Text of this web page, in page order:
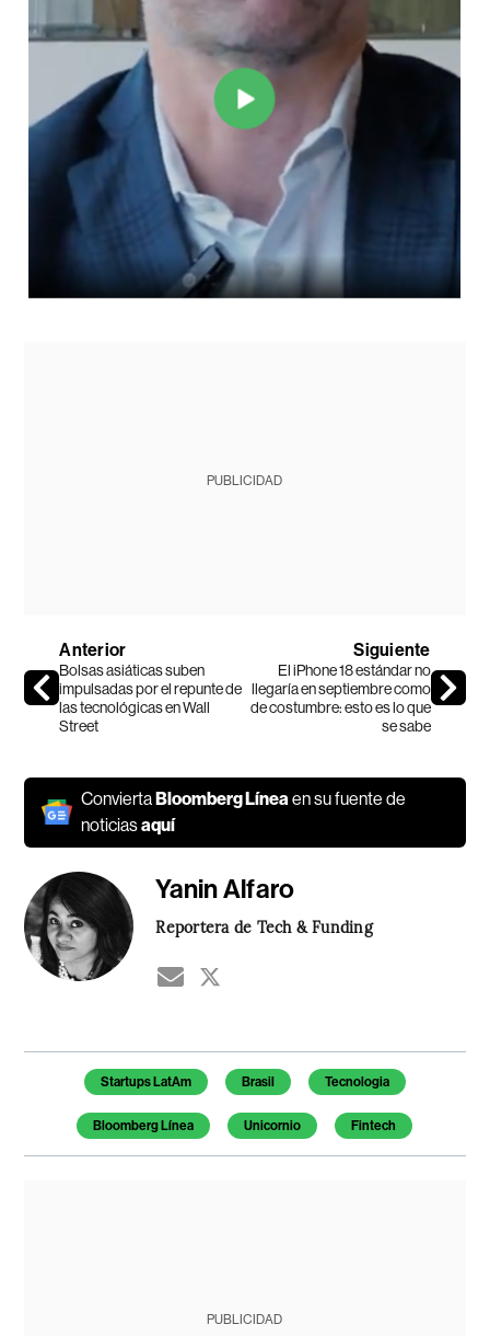
PUBLICIDAD
Anterior
Bolsas asiáticas suben
impulsadas por el repunte de
las tecnológicas en Wall
Street
Siguiente
El iPhone 18 estándar no
llegaría en septiembre como
de costumbre: esto es lo que
se sabe
ConviertaBloomberg Líneaen su fuente de
noticiasaquí
Yanin Alfaro
Reportera de Tech & Funding
Temas de este artículo
Startups LatAm Brasil Tecnologia
Bloomberg Línea Unicornio Fintech
PUBLICIDAD